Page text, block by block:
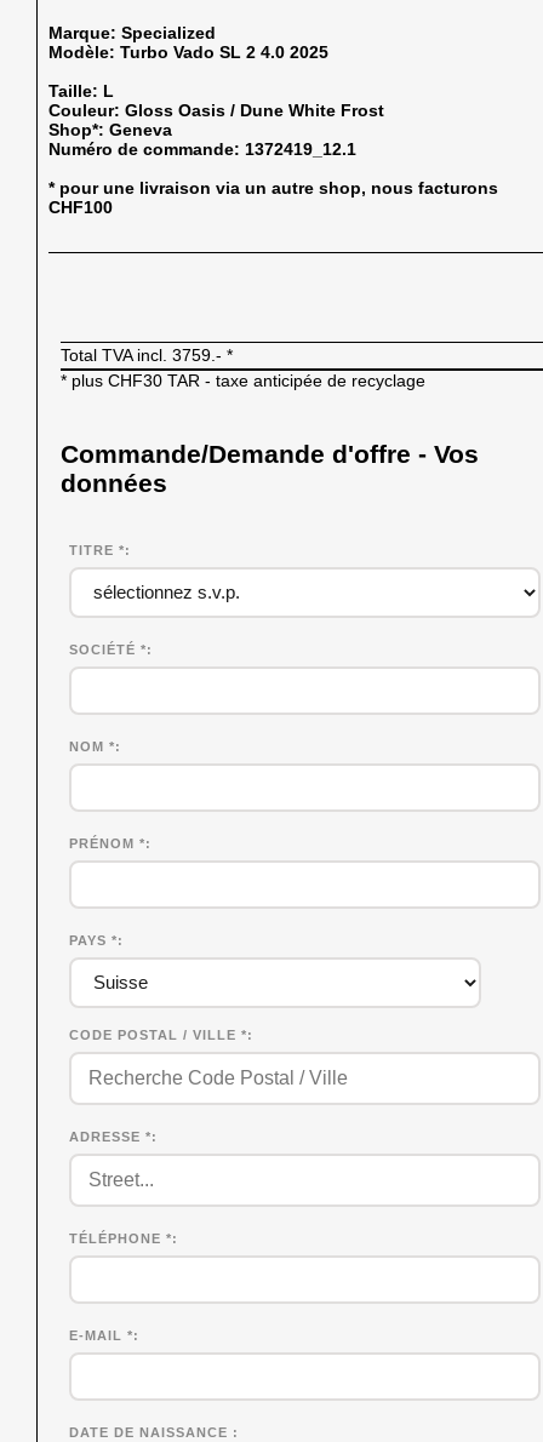
Marque:Specialized
Modèle:Turbo Vado SL 2 4.0 2025
Taille: L
Couleur:Gloss Oasis / Dune White Frost
Shop*:Geneva
Numéro de commande: 1372419_12.1
* pour une livraison via un autre shop, nous facturons
CHF100
Total TVA incl.3759.- *
* plus CHF30 TAR - taxe anticipée de recyclage
Commande/Demande d'offre - Vos
données
TITRE *
SOCIÉTÉ*
NOM*
PRÉNOM*
PAYS *
CODE POSTAL / VILLE *
ADRESSE *
TÉLÉPHONE *
E-MAIL *
DATE DE NAISSANCE